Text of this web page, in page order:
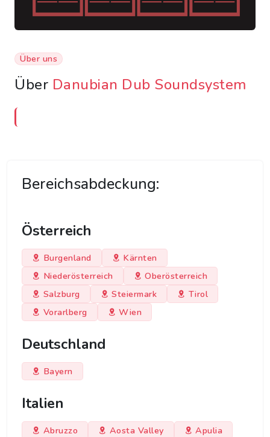
Über uns
Über Danubian Dub Soundsystem
Bereichsabdeckung:
Österreich
Burgenland
Kärnten
Niederösterreich
Oberösterreich
Salzburg
Steiermark
Tirol
Vorarlberg
Wien
Deutschland
Bayern
Italien
Abruzzo Aosta Valley Apulia